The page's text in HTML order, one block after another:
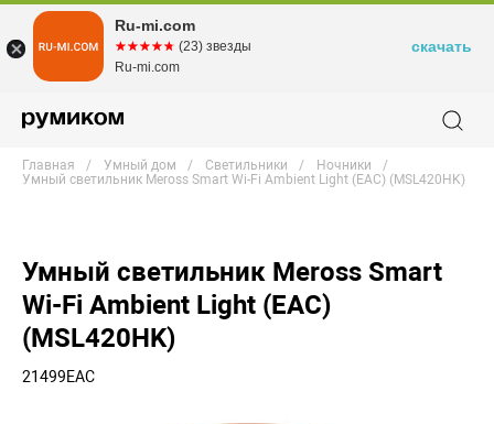
Главная Умный дом Светильники
Ночники
Умный cветильник Meross Smart Wi-Fi Ambient Light (EAC) (MSL420HK)
Умный cветильник Meross Smart
Wi-Fi Ambient Light (EAC)
(MSL420HK)
21499EAC
Ru-mi.com
☆☆☆☆☆
★★★★★ (23) звезды
Ru-mi.com
скачать